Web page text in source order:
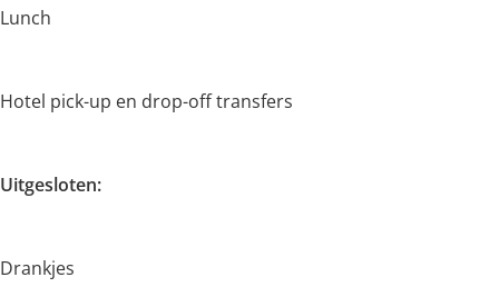
Lunch
Hotel pick-up en drop-off transfers
Uitgesloten:
Drankjes